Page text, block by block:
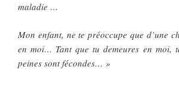
maladie …
Mon enfant, ne te préoccupe que d’une
en moi… Tant que tu demeures en moi,
peines sont fécondes… »